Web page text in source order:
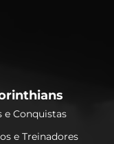
e Conquistas
e Treinadores